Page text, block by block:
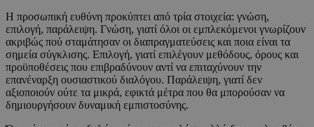
Η προσωπική ευθύνη προκύπτει από τρία στοιχεία: γνώση,
επιλογή, παράλειψη. Γνώση, γιατί όλοι οι εμπλεκόμενοι γνωρίζουν
ακριβώς πού σταμάτησαν οι διαπραγματεύσεις και ποια είναι τα
σημεία σύγκλισης. Επιλογή, γιατί επιλέγουν μεθόδους, όρους και
προϋποθέσεις που επιβραδύνουν αντί να επιταχύνουν την
επανέναρξη ουσιαστικού διαλόγου. Παράλειψη, γιατί δεν
αξιοποιούν ούτε τα μικρά, εφικτά μέτρα που θα μπορούσαν να
δημιουργήσουν δυναμική εμπιστοσύνης.